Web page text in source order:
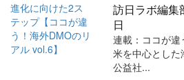
訪日ラボ編集
日
連載：ココが
米を中心とし
公益社...